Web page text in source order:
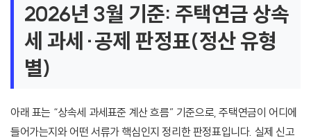
2026년 3월 기준: 주택연금 상속
세 과세·공제 판정표(정산 유형
별)
아래 표는 “상속세 과세표준 계산 흐름” 기준으로, 주택연금이 어디에
들어가는지와 어떤 서류가 핵심인지 정리한 판정표입니다. 실제 신고